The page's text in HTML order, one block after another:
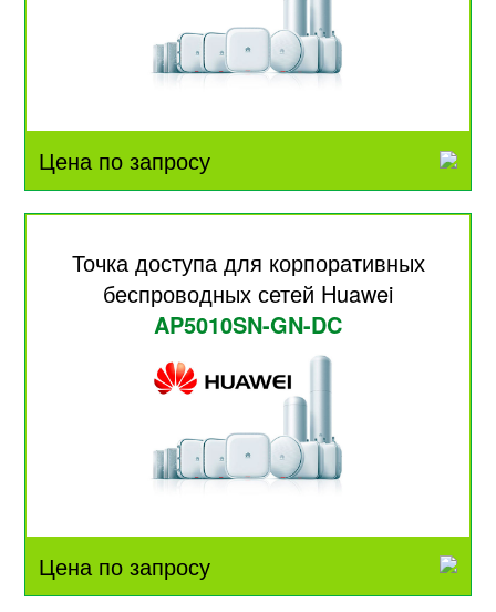
Цена по запросу
Точка доступа для корпоративных
беспроводных сетей Huawei
AP5010SN-GN-DC
Цена по запросу